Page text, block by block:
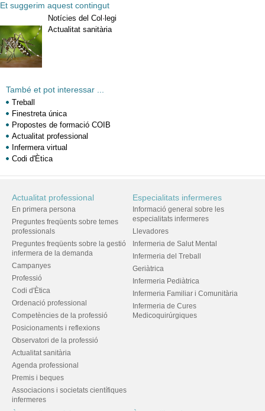
Et suggerim aquest contingut
Notícies del Col·legi
Actualitat sanitària
També et pot interessar ...
Treball
Finestreta única
Propostes de formació COIB
Actualitat professional
Infermera virtual
Codi d'Ètica
Actualitat professional
En primera persona
Preguntes freqüents sobre temes
professionals
Preguntes freqüents sobre la gestió
infermera de la demanda
Campanyes
Professió
Codi d'Ètica
Ordenació professional
Competències de la professió
Posicionaments i reflexions
Observatori de la professió
Actualitat sanitària
Agenda professional
Premis i beques
Associacions i societats científiques
infermeres
Especialitats infermeres
Informació general sobre les
especialitats infermeres
Llevadores
Infermeria de Salut Mental
Infermeria del Treball
Geriàtrica
Infermeria Pediàtrica
Infermeria Familiar i Comunitària
Infermeria de Cures
Medicoquirúrgiques